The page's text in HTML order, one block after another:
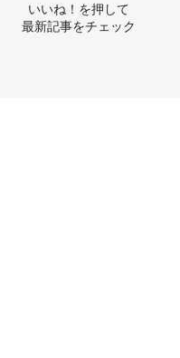
いいね！を押して
最新記事をチェック